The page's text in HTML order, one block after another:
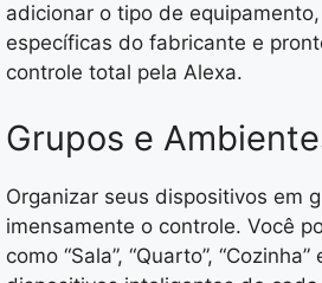
adicionar o tipo de
específicas do fabricante e
controle total pela Alexa.
Grupos e
Organizar seus dispositivos em
imensamente o controle. Você
como “Sala”, “Quarto”,